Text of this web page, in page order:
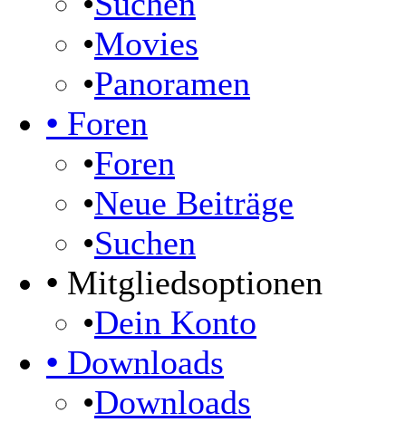
•Movies
•Panoramen
• Foren
•Foren
•Neue Beiträge
•Suchen
• Mitgliedsoptionen
•Dein Konto
• Downloads
•Downloads